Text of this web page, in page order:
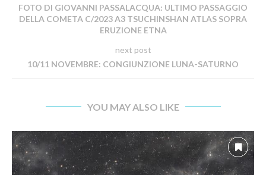
FOTO DI GIOVANNI PASSALACQUA: ULTIMO PASSAGGIO
DELLA COMETA C/2023 A3 TSUCHINSHAN ATLAS SOPRA
ERUZIONE ETNA
next post
10/11 NOVEMBRE: CONGIUNZIONE LUNA-SATURNO
YOU MAY ALSO LIKE